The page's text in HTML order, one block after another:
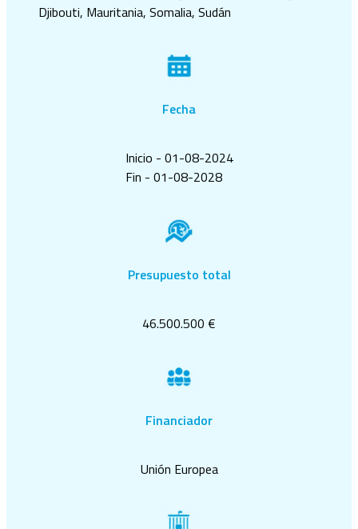
Djibouti, Mauritania, Somalia, Sudán
Fecha
Inicio - 01-08-2024
Fin - 01-08-2028
Presupuesto total
46.500.500 €
Financiador
Unión Europea